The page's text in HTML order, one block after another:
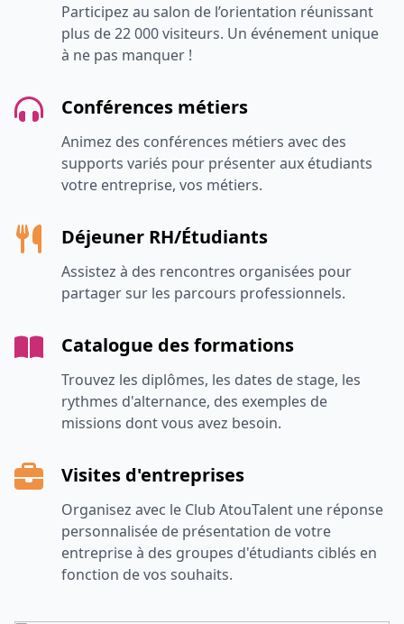
Participez au salon de l’orientation réunissant
plus de 22 000 visiteurs. Un événement unique
à ne pas manquer !
Conférences métiers
Animez des conférences métiers avec des
supports variés pour présenter aux étudiants
votre entreprise, vos métiers.
Déjeuner RH/Étudiants
Assistez à des rencontres organisées pour
partager sur les parcours professionnels.
Catalogue des formations
Trouvez les diplômes, les dates de stage, les
rythmes d'alternance, des exemples de
missions dont vous avez besoin.
Visites d'entreprises
Organisez avec le Club AtouTalent une réponse
personnalisée de présentation de votre
entreprise à des groupes d'étudiants ciblés en
fonction de vos souhaits.